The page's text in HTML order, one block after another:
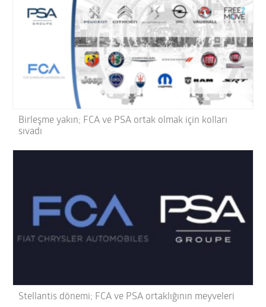
Birleşme yakın; FCA ve PSA ortak olmak için kolları
sıvadı
Stellantis dönemi; FCA ve PSA ortaklığının meyveleri